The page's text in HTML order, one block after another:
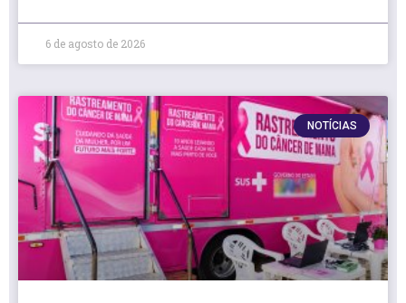
6 de agosto de 2026
NOTÍCIAS